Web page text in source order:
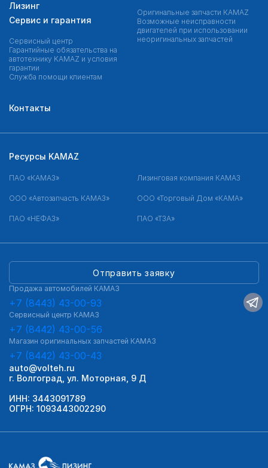
Лизинг
Сервис и гарантия
Сервисный центр
Гарантийные обязательства на
автотехнику KAMAZ и условия
гарантии
Служба помощи клиентам
Оригинальные запчасти КAMAZ
Возможные неисправности
двигателей при использовании
неоригинальных запчастей
Контакты
Отправить заявку
Продажа автомобилей КАМАЗ
+7 (8443) 43-00-93
Сервисный центр КАМАЗ
+7 (8442) 43-00-56
Магазин оригинальных запчастей КАМАЗ
+7 (8442) 43-00-43
auto@volteh.ru
г. Волгоград, ул. Моторная, 9 Д
ИНН: 3443091789
ОГРН: 1093443002290
Ресурсы KAMAZ
ПАО «КАМАЗ» Лизинговая компания КАМАЗ
ООО «Автозапчасть КАМАЗ» ООО «Торговый Дом «КАМА»
ПАО «НЕФАЗ» ПАО «ТЗА»